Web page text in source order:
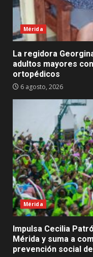
Mérida
La regidora
adultos mayores
ortopédicos
6 agosto, 2026
Mérida
Impulsa Cecilia
Mérida y suma a
prevención social